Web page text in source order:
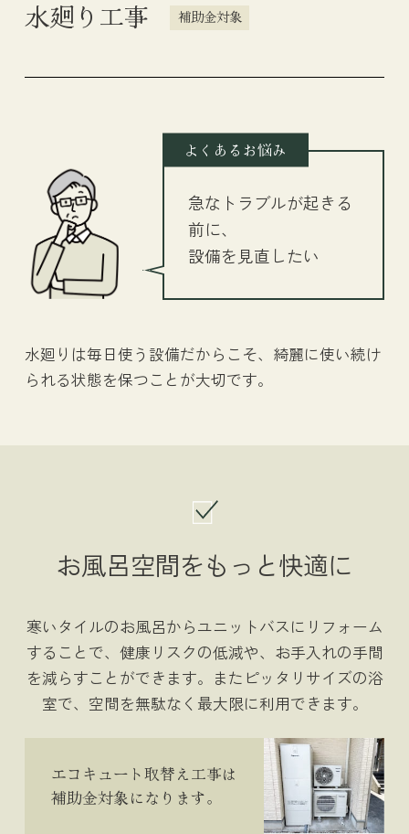
水廻り工事 補助金対象
よくあるお悩み
急なトラブルが起きる
前に、
設備を見直したい
水廻りは毎日使う設備だからこそ、綺麗に使い続け
られる状態を保つことが大切です。
お風呂空間をもっと快適に
寒いタイルのお風呂からユニットバスにリフォーム
することで、健康リスクの低減や、お手入れの手間
を減らすことができます。またピッタリサイズの浴
室で、空間を無駄なく最大限に利用できます。
エコキュート取替え工事は
補助金対象になります。